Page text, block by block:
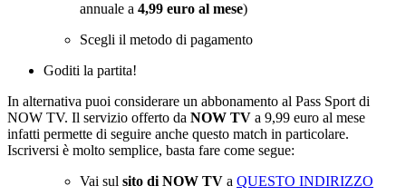
annuale a 4,99 euro al mese)
Scegli il metodo di pagamento
Goditi la partita!
In alternativa puoi considerare un abbonamento al Pass Sport di
NOW TV. Il servizio offerto da NOW TV a 9,99 euro al mese
infatti permette di seguire anche questo match in particolare.
Iscriversi è molto semplice, basta fare come segue:
Vai sul sito di NOW TV a QUESTO INDIRIZZO